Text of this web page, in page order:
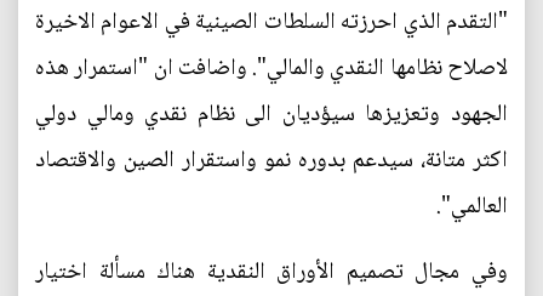
"التقدم الذي احرزته السلطات الصينية في الاعوام الاخيرة
لاصلاح نظامها النقدي والمالي". واضافت ان "استمرار هذه
الجهود وتعزيزها سيؤديان الى نظام نقدي ومالي دولي
اكثر متانة، سيدعم بدوره نمو واستقرار الصين والاقتصاد
العالمي".
وفي مجال تصميم الأوراق النقدية هناك مسألة اختيار